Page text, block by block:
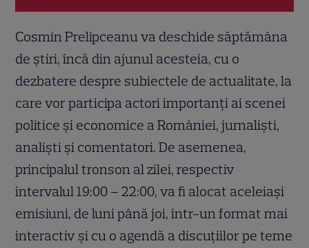
Cosmin Prelipceanu va deschide săptămâna
de știri, încă din ajunul acesteia, cu o
dezbatere despre subiectele de actualitate, la
care vor participa actori importanți ai scenei
politice și economice a României, jurnaliști,
analiști și comentatori. De asemenea,
principalul tronson al zilei, respectiv
intervalul 19:00 – 22:00, va fi alocat aceleiași
emisiuni, de luni până joi, într-un format mai
interactiv și cu o agendă a discuțiilor pe teme